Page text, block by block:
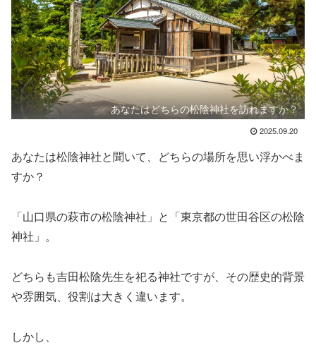
あなたはどちらの松陰神社を訪れますか？
2025.09.20
あなたは松陰神社と聞いて、どちらの場所を思い浮かべま
すか？
「山口県の萩市の松陰神社」と「東京都の世田谷区の松陰
神社」。
どちらも吉田松陰先生を祀る神社ですが、その歴史的背景
や雰囲気、役割は大きく違います。
しかし、